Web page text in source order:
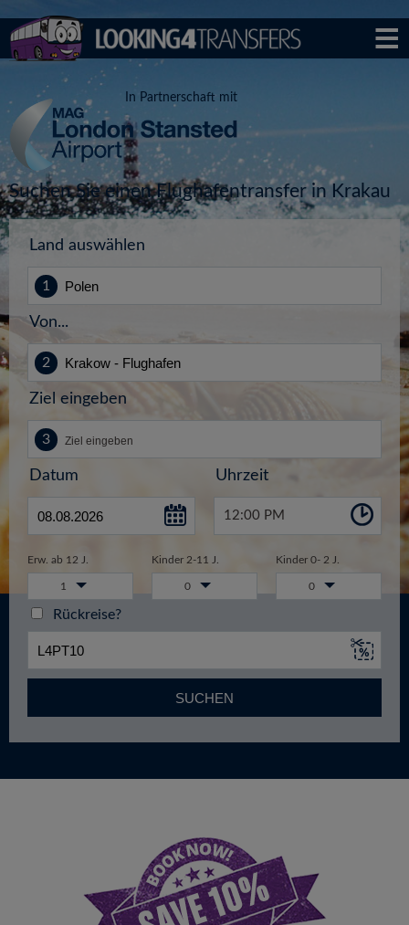
In Partnerschaft mit
Suchen Sie einen Flughafentransfer in Krakau
Land auswählen
Von...
Ziel eingeben
Datum Uhrzeit
12:00 PM
Erw. ab 12 J. Kinder 2-11 J. Kinder 0- 2 J.
1 0 0
Rückreise?
SUCHEN